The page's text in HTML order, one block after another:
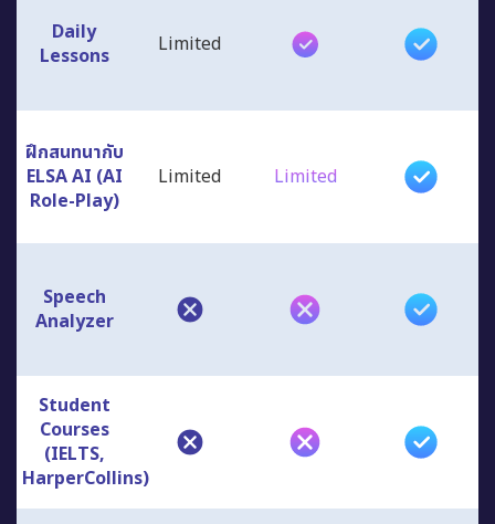
Daily
Lessons
Limited
ฝึกสนทนากับ
ELSA AI (AI
Role-Play)
Limited Limited
Speech
Analyzer
Student
Courses
(IELTS,
HarperCollins)